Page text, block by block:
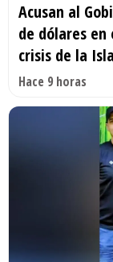
Acusan al
de dólares
crisis de la Isla
Hace 9 horas